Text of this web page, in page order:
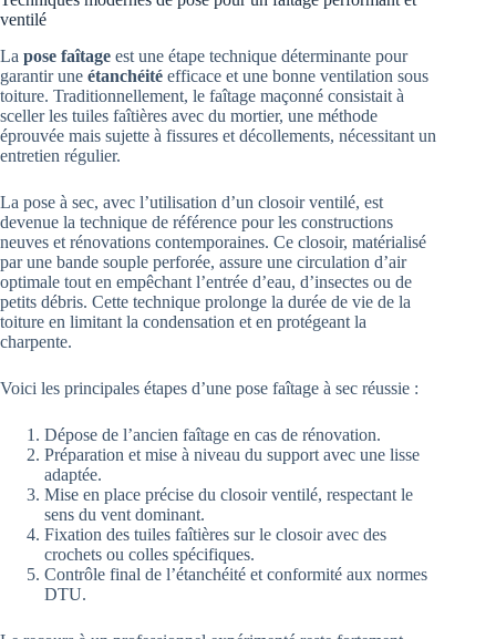
ventilé
La pose faîtage est une étape technique déterminante pour
garantir une étanchéité efficace et une bonne ventilation sous
toiture. Traditionnellement, le faîtage maçonné consistait à
sceller les tuiles faîtières avec du mortier, une méthode
éprouvée mais sujette à fissures et décollements, nécessitant un
entretien régulier.
La pose à sec, avec l’utilisation d’un closoir ventilé, est
devenue la technique de référence pour les constructions
neuves et rénovations contemporaines. Ce closoir, matérialisé
par une bande souple perforée, assure une circulation d’air
optimale tout en empêchant l’entrée d’eau, d’insectes ou de
petits débris. Cette technique prolonge la durée de vie de la
toiture en limitant la condensation et en protégeant la
charpente.
Voici les principales étapes d’une pose faîtage à sec réussie :
Dépose de l’ancien faîtage en cas de rénovation.
Préparation et mise à niveau du support avec une lisse
adaptée.
Mise en place précise du closoir ventilé, respectant le
sens du vent dominant.
Fixation des tuiles faîtières sur le closoir avec des
crochets ou colles spécifiques.
Contrôle final de l’étanchéité et conformité aux normes
DTU.